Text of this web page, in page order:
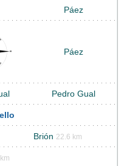
Páez
Páez
Pedro Gual
Brión 22.6 km